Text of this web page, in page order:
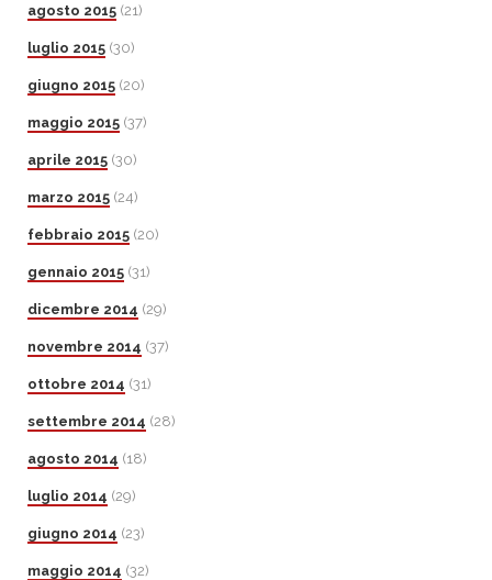
agosto 2015 (21)
luglio 2015 (30)
giugno 2015 (20)
maggio 2015 (37)
aprile 2015 (30)
marzo 2015 (24)
febbraio 2015 (20)
gennaio 2015 (31)
dicembre 2014 (29)
novembre 2014 (37)
ottobre 2014 (31)
settembre 2014 (28)
agosto 2014 (18)
luglio 2014 (29)
giugno 2014 (23)
maggio 2014 (32)